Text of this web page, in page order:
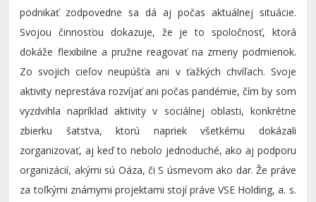
podnikať zodpovedne sa dá aj počas aktuálnej situácie.
Svojou činnosťou dokazuje, že je to spoločnosť, ktorá
dokáže flexibilne a pružne reagovať na zmeny podmienok.
Zo svojich cieľov neupúšťa ani v ťažkých chvíľach. Svoje
aktivity neprestáva rozvíjať ani počas pandémie, čím by som
vyzdvihla napríklad aktivity v sociálnej oblasti, konkrétne
zbierku šatstva, ktorú napriek všetkému dokázali
zorganizovať, aj keď to nebolo jednoduché, ako aj podporu
organizácií, akými sú Oáza, či S úsmevom ako dar. Že práve
za toľkými známymi projektami stojí práve VSE Holding, a. s.